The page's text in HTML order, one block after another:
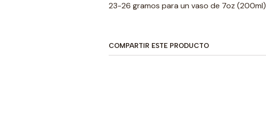
23-26 gramos para un vaso de 7oz (200ml)
COMPARTIR ESTE PRODUCTO